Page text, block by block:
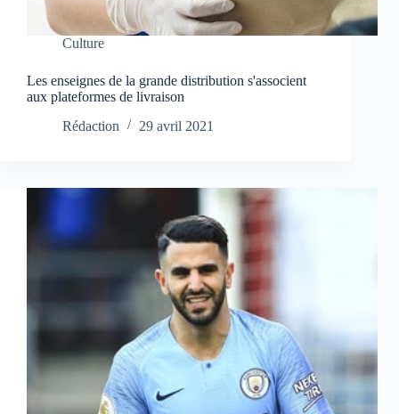
Culture
Les enseignes de la grande distribution s'associent
aux plateformes de livraison
Rédaction
29 avril 2021